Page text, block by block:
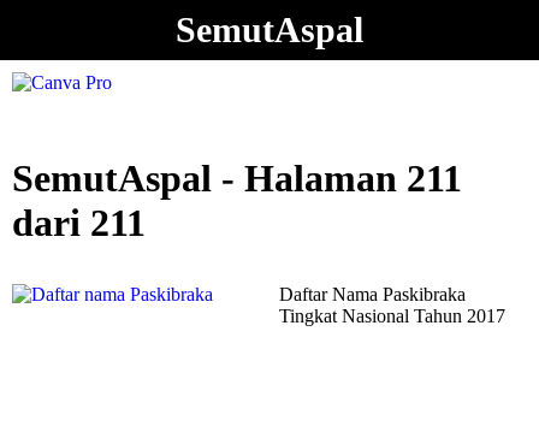
SemutAspal
SemutAspal - Halaman 211
dari 211
Daftar Nama Paskibraka
Tingkat Nasional Tahun 2017